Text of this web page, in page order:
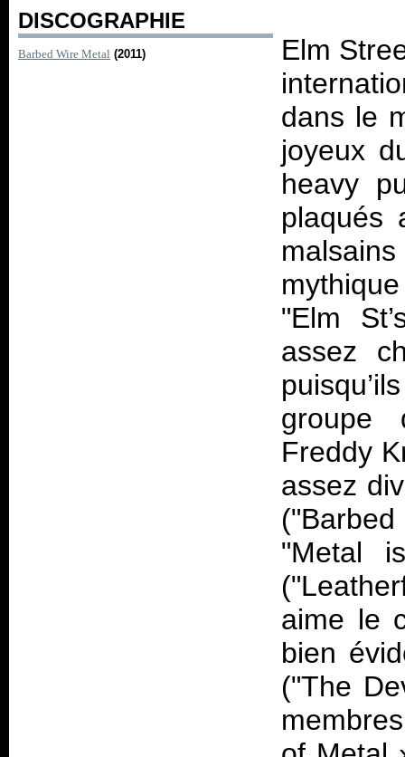
DISCOGRAPHIE
Barbed Wire Metal (2011)
Elm
dans le
joyeux
heavy
plaqués
"Elm
assez
groupe
Freddy
assez
"Metal
aime le
bien
("The